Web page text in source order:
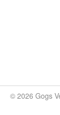
© 2026 Gogs